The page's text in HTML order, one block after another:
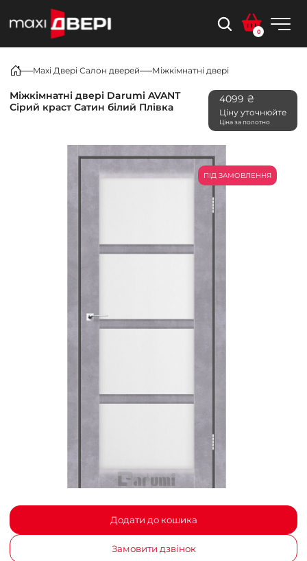
0
Maxi Двері Салон дверей Міжкімнатні двері
Міжкімнатні двері Darumi AVANT
Сірий краст Сатин білий Плівка
4099 ₴
Ціну уточнюйте
Ціна за полотно
ПІД ЗАМОВЛЕННЯ
Додати до кошика
Замовити дзвінок